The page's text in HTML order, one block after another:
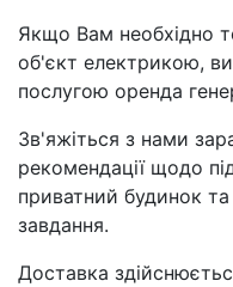
Якщо Вам необхідно
об'єкт електрикою,
послугою оренда
Зв'яжіться з нами
рекомендації щодо
приватний будинок
завдання.
Доставка